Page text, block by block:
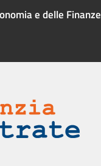
e delle Finanze